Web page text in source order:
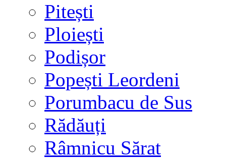
Pitești
Ploiești
Podișor
Popești Leordeni
Porumbacu de Sus
Rădăuți
Râmnicu Sărat